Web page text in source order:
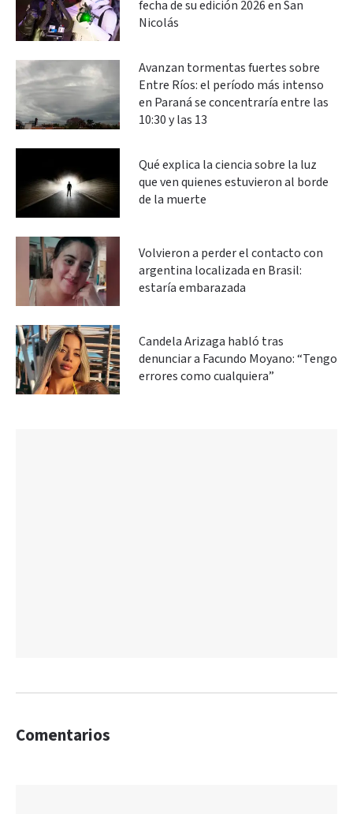
fecha de su edición 2026 en San
Nicolás
Avanzan tormentas fuertes sobre
Entre Ríos: el período más intenso
en Paraná se concentraría entre las
10:30 y las 13
Qué explica la ciencia sobre la luz
que ven quienes estuvieron al borde
de la muerte
Volvieron a perder el contacto con
argentina localizada en Brasil:
estaría embarazada
Candela Arizaga habló tras
denunciar a Facundo Moyano: “Tengo
errores como cualquiera”
Comentarios